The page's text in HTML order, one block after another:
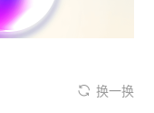
换一换